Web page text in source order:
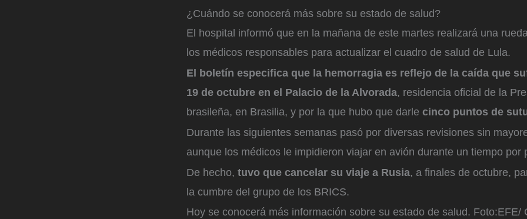
¿Cuándo se conocerá más sobre su estado de salud?
El hospital informó que en la mañana de este martes realizará una
los médicos responsables para actualizar el cuadro de salud de Lula.
El boletín especifica que la hemorragia es reflejo de la caída que
19 de octubre en el Palacio de la Alvorada, residencia oficial de la
brasileña, en Brasilia, y por la que hubo que darle cinco puntos de
Durante las siguientes semanas pasó por diversas revisiones sin
aunque los médicos le impidieron viajar en avión durante un tiempo por
De hecho, tuvo que cancelar su viaje a Rusia, a finales de octubre,
la cumbre del grupo de los BRICS.
Hoy se conocerá más información sobre su estado de salud. Foto:EFE/